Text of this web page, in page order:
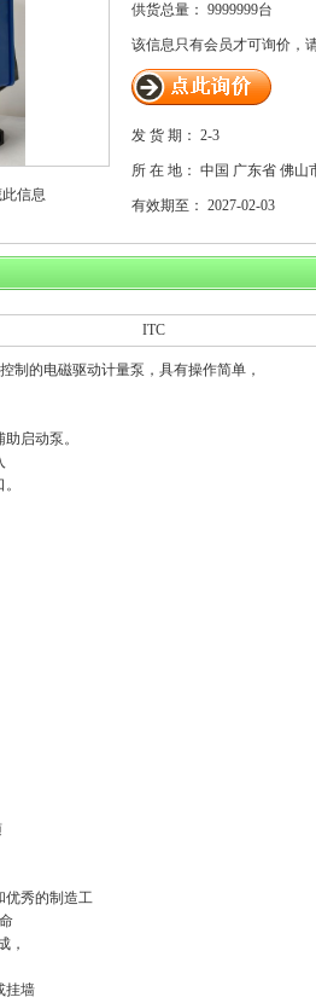
信息
供货总量： 9999999台
该信息只有会员才可询价，
发 货 期： 2-3
所 在 地： 中国 广东省 佛山
有效期至： 2027-02-03
ITC
制的电磁驱动计量泵，具有操作简单，
启动泵。
优秀的制造工
，
挂墙